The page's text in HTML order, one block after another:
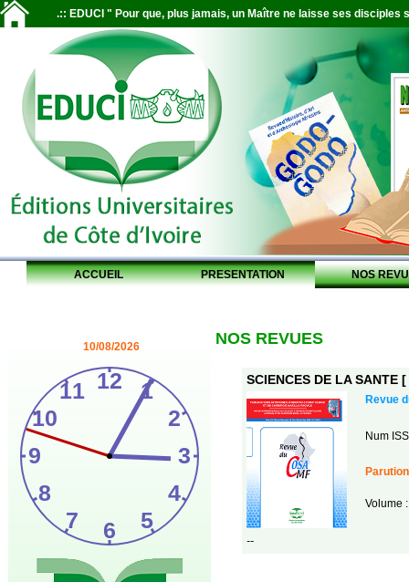
.:: EDUCI " Pour que, plus jamais, un Maître ne laisse ses disciples
ACCUEIL PRESENTATION NOS
10/08/2026 NOS REVUES
SCIENCES DE LA SANTE
Revue
Num
Volume
--